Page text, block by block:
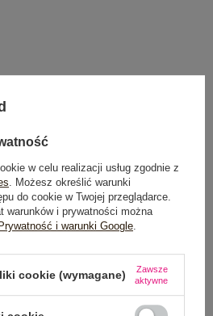
DO KOSZYKA
w celu realizacji usług zgodnie z
. Możesz określić warunki
do cookie w Twojej przeglądarce.
warunków i prywatności można
i warunki Google
cookie (wymagane)
Zawsze
aktywne